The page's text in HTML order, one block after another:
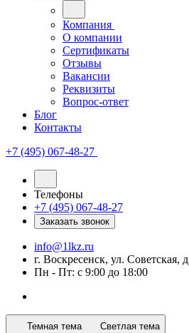
Компания
О компании
Сертификаты
Отзывы
Вакансии
Реквизиты
Вопрос-ответ
Блог
Контакты
+7 (495) 067-48-27
Телефоны
+7 (495) 067-48-27
Заказать звонок
info@1lkz.ru
г. Воскресенск, ул. Советская,
Пн - Пт: с 9:00 до 18:00
Темная тема Светлая тема